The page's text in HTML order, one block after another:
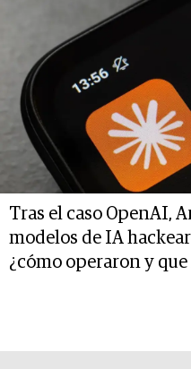
Tras el caso OpenAI,
modelos de IA
¿cómo operaron y